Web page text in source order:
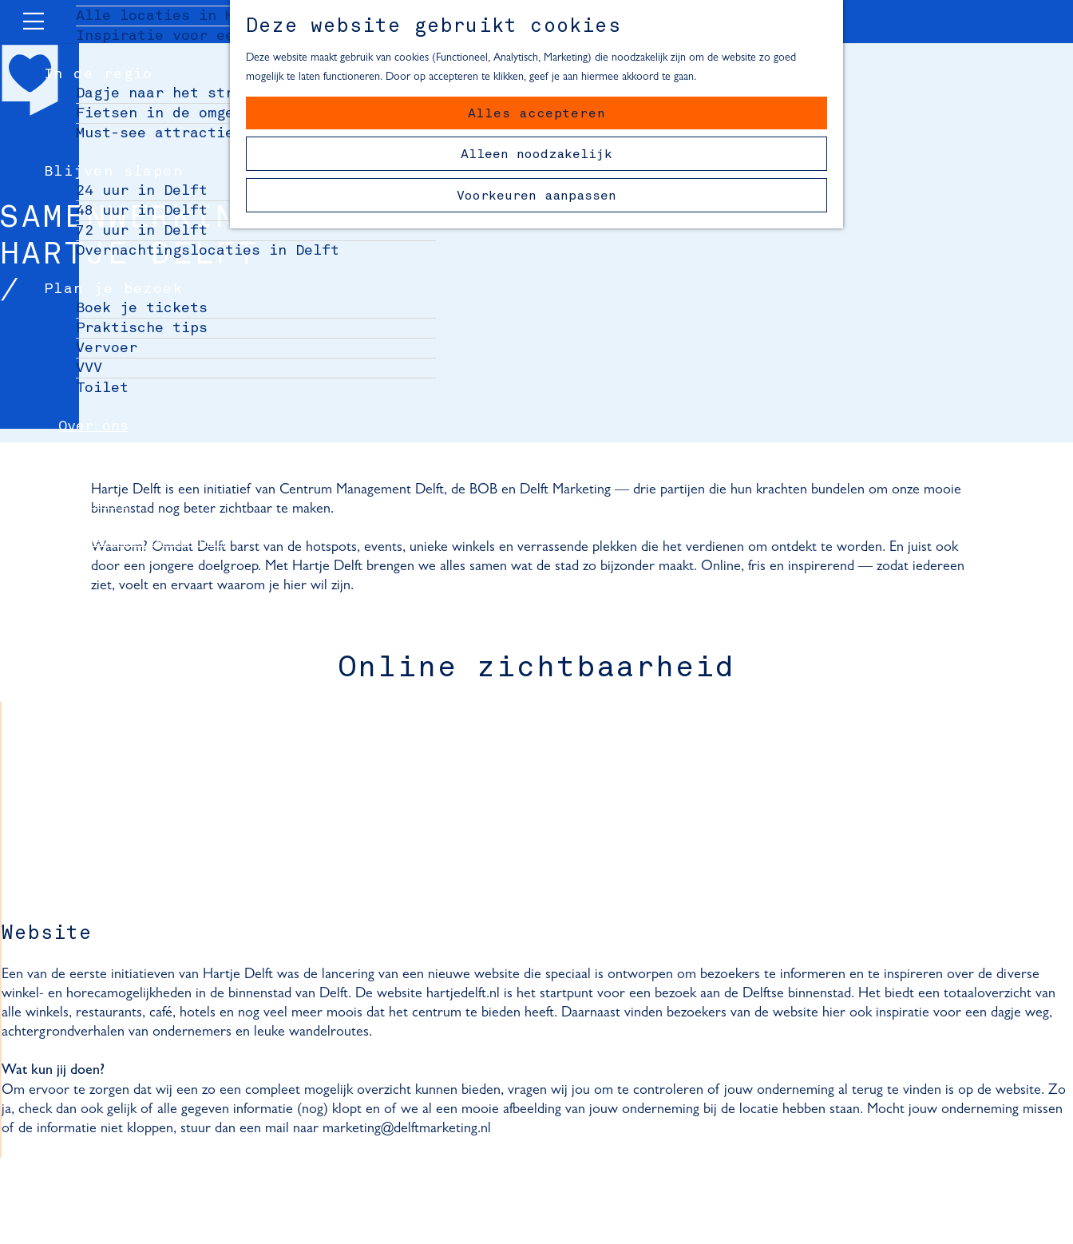
Deze website gebruikt cookies
Deze website maakt gebruik van cookies (Functioneel, Analytisch, Marketing) die noodzakelijk zijn om de website zo goed
mogelijk te laten functioneren. Door op accepteren te klikken, geef je aan hiermee akkoord te gaan.
Alles accepteren
Alleen noodzakelijk
Voorkeuren aanpassen
M
e
n
Alle locaties in Hartje Delft
Inspiratie voor een dagje Delft
In de regio
Dagje naar het strand
Fietsen in de omgeving van Delft
Must-see attracties in de buurt van Delft
Blijven slapen
24 uur in Delft
48 uur in Delft
72 uur in Delft
Overnachtingslocaties in Delft
Plan je bezoek
Boek je tickets
Praktische tips
Vervoer
VVV
Toilet
Over ons
Partners
Evenement aanmelden
SAMENWERKING:
HARTJE DELFT
Hartje Delft is een initiatief van Centrum Management Delft, de BOB en Delft Marketing — drie partijen die hun krachten bundelen om onze mooie
binnenstad nog beter zichtbaar te maken.
Waarom? Omdat Delft barst van de hotspots, events, unieke winkels en verrassende plekken die het verdienen om ontdekt te worden. En juist ook
door een jongere doelgroep. Met Hartje Delft brengen we alles samen wat de stad zo bijzonder maakt. Online, fris en inspirerend — zodat iedereen
ziet, voelt en ervaart waarom je hier wil zijn.
Online zichtbaarheid
Website
Een van de eerste initiatieven van Hartje Delft was de lancering van een nieuwe website die speciaal is ontworpen om bezoekers te informeren en te inspireren over de diverse
winkel- en horecamogelijkheden in de binnenstad van Delft. De website hartjedelft.nl is het startpunt voor een bezoek aan de Delftse binnenstad. Het biedt een totaaloverzicht van
alle winkels, restaurants, café, hotels en nog veel meer moois dat het centrum te bieden heeft. Daarnaast vinden bezoekers van de website hier ook inspiratie voor een dagje weg,
achtergrondverhalen van ondernemers en leuke wandelroutes.
Wat kun jij doen?
Om ervoor te zorgen dat wij een zo een compleet mogelijk overzicht kunnen bieden, vragen wij jou om te controleren of jouw onderneming al terug te vinden is op de website. Zo
ja, check dan ook gelijk of alle gegeven informatie (nog) klopt en of we al een mooie afbeelding van jouw onderneming bij de locatie hebben staan. Mocht jouw onderneming missen
of de informatie niet kloppen, stuur dan een mail naar marketing@delftmarketing.nl